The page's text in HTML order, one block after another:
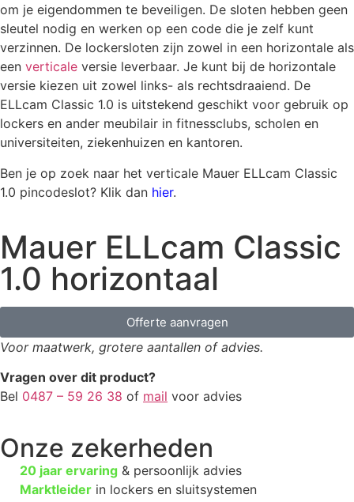
om je eigendommen te beveiligen. De sloten hebben geen
sleutel nodig en werken op een code die je zelf kunt
verzinnen. De lockersloten zijn zowel in een horizontale als
een verticale versie leverbaar. Je kunt bij de horizontale
versie kiezen uit zowel links- als rechtsdraaiend. De
ELLcam Classic 1.0 is uitstekend geschikt voor gebruik op
lockers en ander meubilair in fitnessclubs, scholen en
universiteiten, ziekenhuizen en kantoren.
Ben je op zoek naar het verticale Mauer ELLcam Classic
1.0 pincodeslot? Klik dan hier.
Mauer ELLcam Classic
1.0 horizontaal
Offerte aanvragen
Voor maatwerk, grotere aantallen of advies.
Vragen over dit product?
Bel 0487 – 59 26 38 of mail voor advies
Onze zekerheden
20 jaar ervaring & persoonlijk advies
Marktleider in lockers en sluitsystemen